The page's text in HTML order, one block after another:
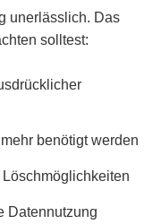
unerlässlich. Das
solltest:
benötigt werden
Datennutzung